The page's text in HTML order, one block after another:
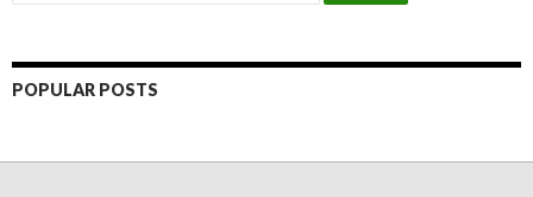
POPULAR POSTS